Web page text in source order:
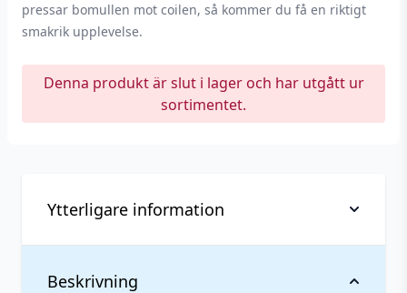
pressar bomullen mot coilen, så kommer du få en riktigt
smakrik upplevelse.
Denna produkt är slut i lager och har utgått ur
sortimentet.
Beskrivning
Ytterligare information
Diameter